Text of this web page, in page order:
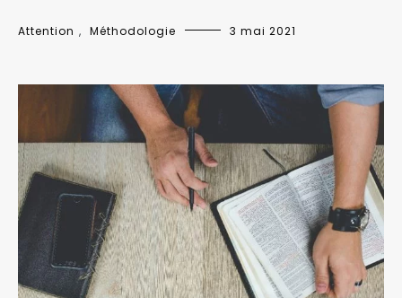
Attention , Méthodologie 3 mai 2021